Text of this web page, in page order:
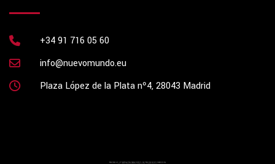
+34 91 716 05 60
info@nuevomundo.eu
Plaza López de la Plata nº4, 28043 Madrid